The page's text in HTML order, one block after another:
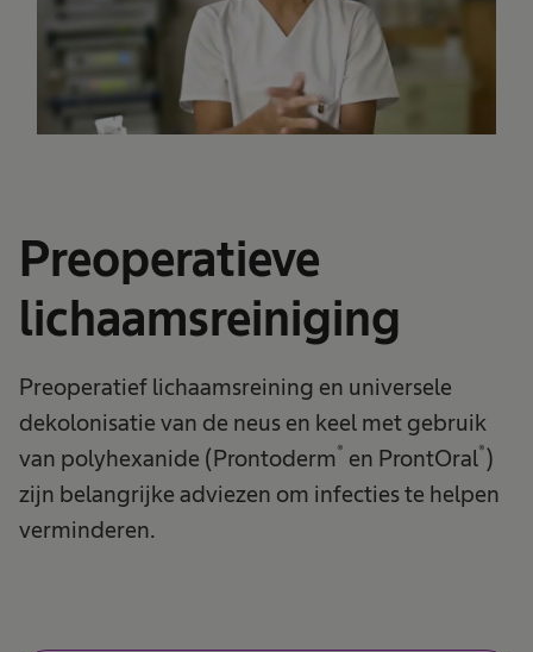
Preoperatieve
lichaamsreiniging
Preoperatief lichaamsreining en universele
dekolonisatie van de neus en keel met gebruik
van polyhexanide (Prontoderm® en ProntOral®)
zijn belangrijke adviezen om infecties te helpen
verminderen.